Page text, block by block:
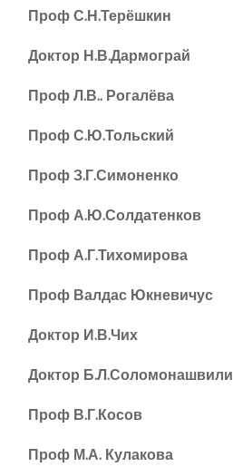
Проф С.Н.Терёшкин
Доктор Н.В.Дармограй
Проф Л.В.. Рогалёва
Проф С.Ю.Тольский
Проф З.Г.Симоненко
Проф А.Ю.Солдатенков
Проф А.Г.Тихомирова
Проф Валдас Юкневичус
Доктор И.В.Чих
Доктор Б.Л.Соломонашвили
Проф В.Г.Косов
Проф М.А. Кулакова